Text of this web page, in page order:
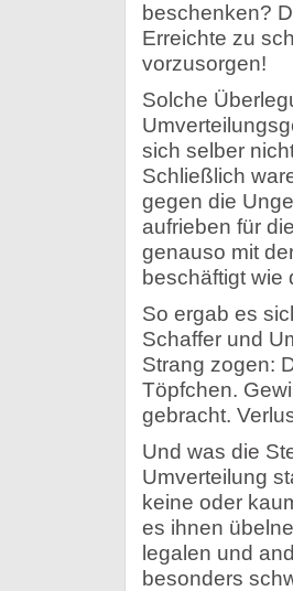
beschenken?
Erreichte zu
vorzusorgen!
Solche
sich selber
Schließlich
gegen die
aufrieben für
genauso mit
beschäftigt wie
So ergab es
Schaffer und
Strang zogen:
Töpfchen.
gebracht.
Und was die
Umverteilung
keine oder
es ihnen
legalen und
besonders